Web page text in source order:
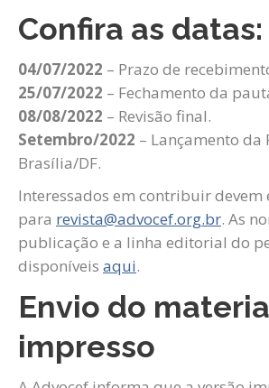
Confira as datas:
04/07/2022 – Prazo de
25/07/2022 – Fechamento da
08/08/2022 – Revisão final.
Setembro/2022 – Lançamento da
Brasília/DF.
Interessados em contribuir devem
para revista@advocef.org.br. As
publicação e a linha editorial do
disponíveis aqui.
Envio do
impresso